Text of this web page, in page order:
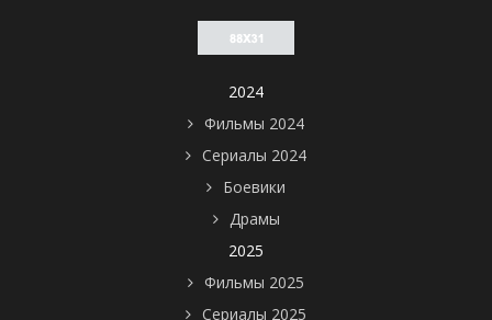
2024
Фильмы 2024
Сериалы 2024
Боевики
Драмы
2025
Фильмы 2025
Сериалы 2025